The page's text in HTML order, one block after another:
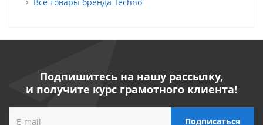
Подпишитесь на нашу рассылку,
и получите курс грамотного клиента!